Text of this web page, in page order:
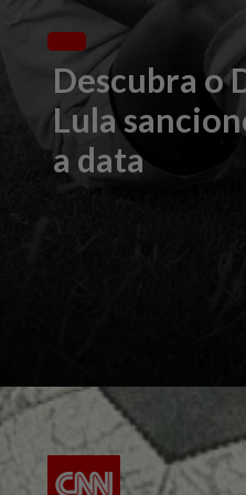
Descubra o
Lula
a data